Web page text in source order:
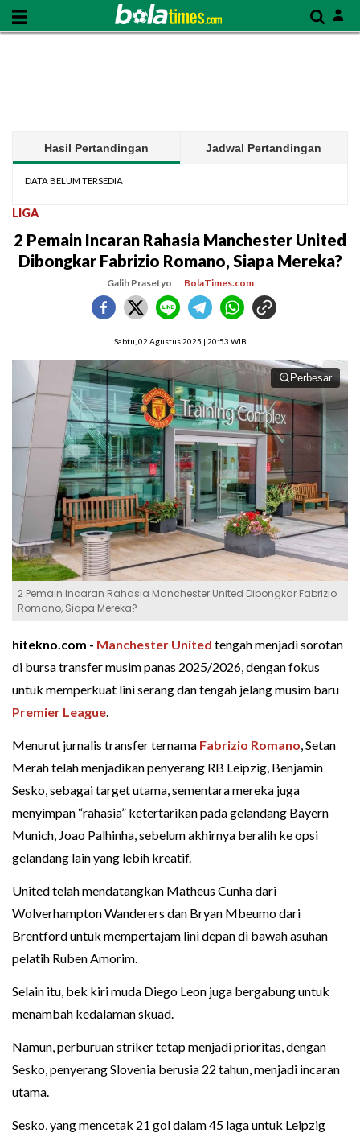
Hasil Pertandingan Jadwal Pertandingan
DATA BELUM TERSEDIA
LIGA
2 Pemain Incaran Rahasia Manchester United
Dibongkar Fabrizio Romano, Siapa Mereka?
Galih Prasetyo BolaTimes.com
Sabtu, 02 Agustus 2025 | 20:53 WIB
Perbesar
2 Pemain Incaran Rahasia Manchester United Dibongkar Fabrizio
Romano, Siapa Mereka?
hitekno.com - Manchester United tengah menjadi sorotan
di bursa transfer musim panas 2025/2026, dengan fokus
untuk memperkuat lini serang dan tengah jelang musim baru
Premier League.
Menurut jurnalis transfer ternama Fabrizio Romano, Setan
Merah telah menjadikan penyerang RB Leipzig, Benjamin
Sesko, sebagai target utama, sementara mereka juga
menyimpan “rahasia” ketertarikan pada gelandang Bayern
Munich, Joao Palhinha, sebelum akhirnya beralih ke opsi
gelandang lain yang lebih kreatif.
United telah mendatangkan Matheus Cunha dari
Wolverhampton Wanderers dan Bryan Mbeumo dari
Brentford untuk mempertajam lini depan di bawah asuhan
pelatih Ruben Amorim.
Selain itu, bek kiri muda Diego Leon juga bergabung untuk
menambah kedalaman skuad.
Namun, perburuan striker tetap menjadi prioritas, dengan
Sesko, penyerang Slovenia berusia 22 tahun, menjadi incaran
utama.
Sesko, yang mencetak 21 gol dalam 45 laga untuk Leipzig